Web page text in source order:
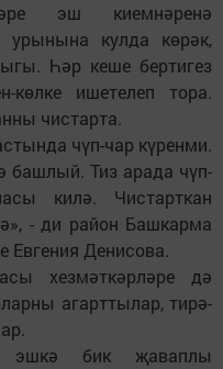
эш киемнәренә
кулда көрәк,
Һәр кеше бертигез
көлке ишетелеп тора.
чистарта.
чүп-чар күренми.
башлый. Тиз арада чүп-
килә. Чистарткан
- ди район Башкарма
Евгения Денисова.
хезмәткәрләре дә
агарттылар, тирә-
эшкә бик җаваплы